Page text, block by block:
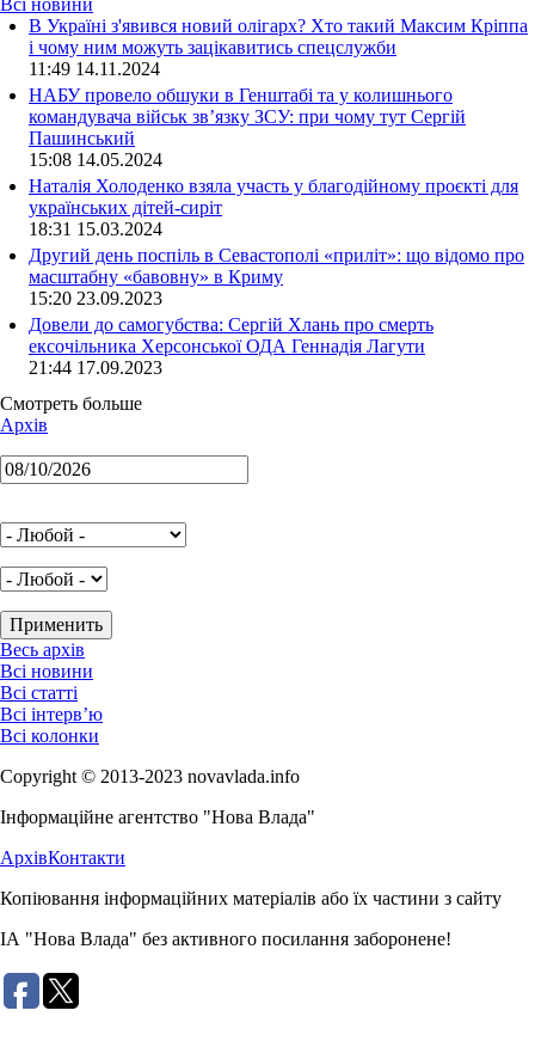
В Україні з'явився новий олігарх? Хто такий Максим Кріппа
і чому ним можуть зацікавитись спецслужби
11:49 14.11.2024
НАБУ провело обшуки в Генштабі та у колишнього
командувача військ зв’язку ЗСУ: при чому тут Сергій
Пашинський
15:08 14.05.2024
Наталія Холоденко взяла участь у благодійному проєкті для
українських дітей-сиріт
18:31 15.03.2024
Другий день поспіль в Севастополі «приліт»: що відомо про
масштабну «бавовну» в Криму
15:20 23.09.2023
Довели до самогубства: Сергій Хлань про смерть
ексочільника Херсонської ОДА Геннадія Лагути
21:44 17.09.2023
Смотреть больше
Архів
Весь архів
Всі новини
Всі статті
Всі інтерв’ю
Всі колонки
Copyright © 2013-2023 novavlada.info
Інформаційне агентство "Нова Влада"
АрхівКонтакти
Копіювання інформаційних матеріалів або їх частини з сайту
ІА "Нова Влада" без активного посилання заборонене!